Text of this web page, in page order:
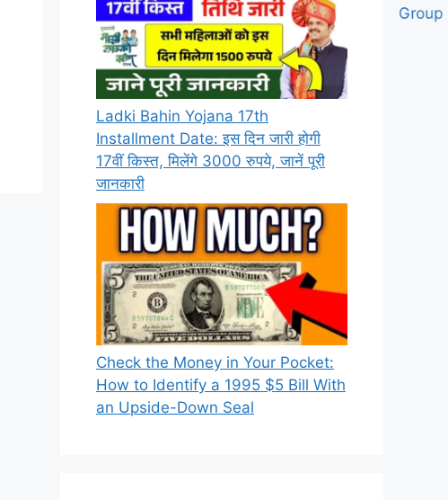
Ladki Bahin Yojana 17th
Installment Date: इस दिन जारी होगी
17वीं किस्त, मिलेंगे 3000 रुपये, जानें पूरी
जानकारी
Check the Money in Your Pocket:
How to Identify a 1995 $5 Bill With
an Upside-Down Seal